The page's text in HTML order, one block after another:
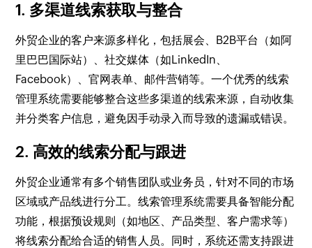
1. 多渠道线索获取与整合
外贸企业的客户来源多样化，包括展会、B2B平台（如阿
里巴巴国际站）、社交媒体（如LinkedIn、
Facebook）、官网表单、邮件营销等。一个优秀的线索
管理系统需要能够整合这些多渠道的线索来源，自动收集
并分类客户信息，避免因手动录入而导致的遗漏或错误。
2. 高效的线索分配与跟进
外贸企业通常有多个销售团队或业务员，针对不同的市场
区域或产品线进行分工。线索管理系统需要具备智能分配
功能，根据预设规则（如地区、产品类型、客户需求等）
将线索分配给合适的销售人员。同时，系统还需支持跟进